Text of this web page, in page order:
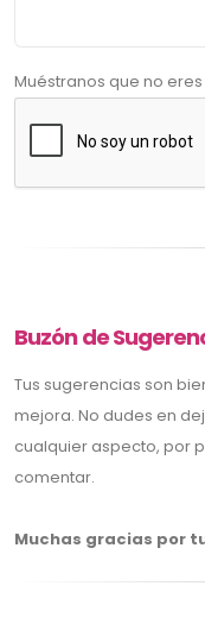
Muéstranos que no
Buzón de
Tus sugerencias son
mejora. No dudes en
cualquier aspecto, por
comentar.
Muchas gracias por